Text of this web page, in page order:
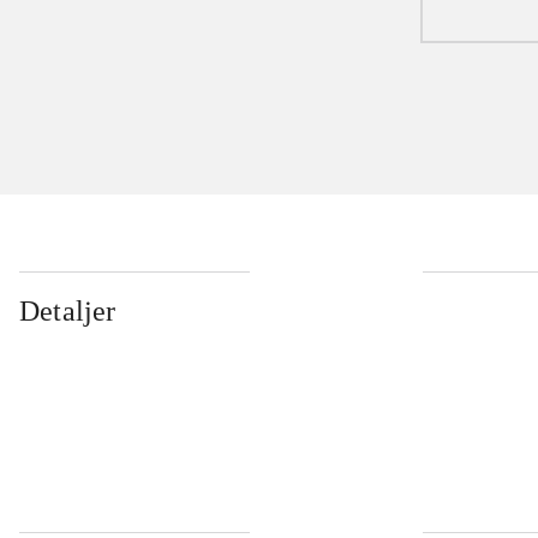
Detaljer